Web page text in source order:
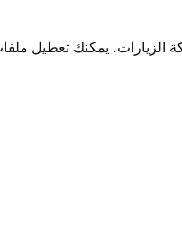
يمكنك تعطيل